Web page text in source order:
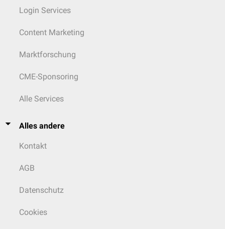
Login Services
Content Marketing
Marktforschung
CME-Sponsoring
Alle Services
Alles andere
Kontakt
AGB
Datenschutz
Cookies